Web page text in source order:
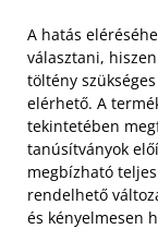
A hatás
választani,
töltény
elérhető. A
tekintetében
tanúsítványok
megbízható
rendelhető
és kényelmesen